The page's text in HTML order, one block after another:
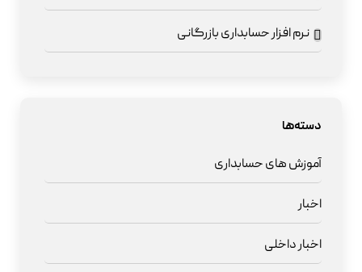
نرم افزار حسابداری بازرگانی
دسته‌ها
آموزش های حسابداری
اخبار
اخبار داخلی